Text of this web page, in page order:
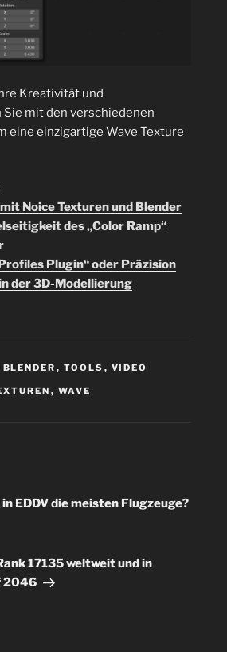
Kreativität und
mit den verschiedenen
eine einzigartige Wave Texture
Noice Texturen und Blender
des „Color Ramp“
Plugin“ oder Präzision
der 3D-Modellierung
BLENDER , TOOLS , VIDEO
, WAVE
EDDV die meisten Flugzeuge?
17135 weltweit und in
2046